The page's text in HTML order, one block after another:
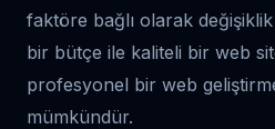
faktöre bağlı olarak
bir bütçe ile kaliteli bir web
profesyonel bir web
mümkündür.